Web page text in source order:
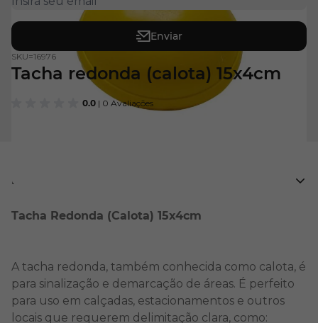
0.0 | 0 Avaliações
SKU=16976
Tacha redonda (calota) 15x4cm
Enviar
Descrição
Tacha Redonda (Calota) 15x4cm
A tacha redonda, também conhecida como calota, é
para sinalização e demarcação de áreas. É perfeito
para uso em calçadas, estacionamentos e outros
locais que requerem delimitação clara, como: